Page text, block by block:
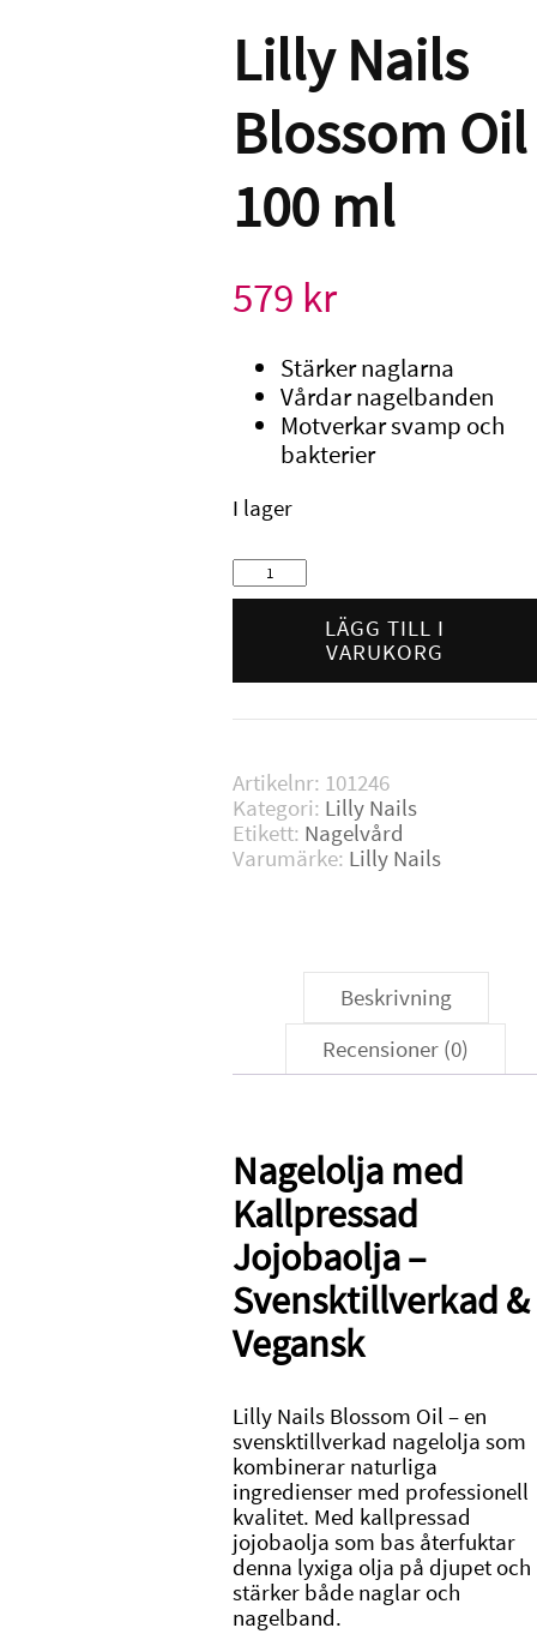
Lilly Nails
Blossom Oil
100 ml
579 kr
Stärker naglarna
Vårdar nagelbanden
Motverkar svamp och
bakterier
I lager
Lilly
Nails
100
ml
LÄGG TILL I
VARUKORG
Artikelnr: 101246
Kategori: Lilly Nails
Etikett: Nagelvård
Varumärke: Lilly Nails
Beskrivning
Recensioner (0)
Nagelolja med
Kallpressad
Jojobaolja –
Svensktillverkad &
Vegansk
Lilly Nails Blossom Oil – en
svensktillverkad nagelolja som
kombinerar naturliga
ingredienser med professionell
kvalitet. Med kallpressad
jojobaolja som bas återfuktar
denna lyxiga olja på djupet och
stärker både naglar och
nagelband.